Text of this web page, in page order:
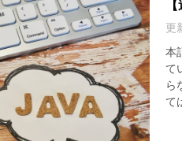
更
本
て
ら
て